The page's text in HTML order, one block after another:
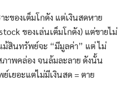
ะของเต็มโกดัง แต่เงินสดหาย
ของเล่นเต็มโกดัง) แต่ขายไม่
สินทรัพย์จะ “มีมูลค่า” แต่ ไม่
าพคล่อง จนล้มละลาย ดังนั้น
เยอะแต่ไม่มีเงินสด = ตาย